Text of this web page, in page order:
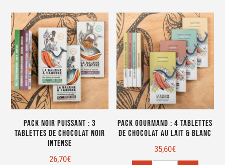
Pack Noir Puissant : 3
tablettes de chocolat noir
intense
26,70€
Pack Gourmand : 4 tablettes
de chocolat au lait & blanc
35,60€